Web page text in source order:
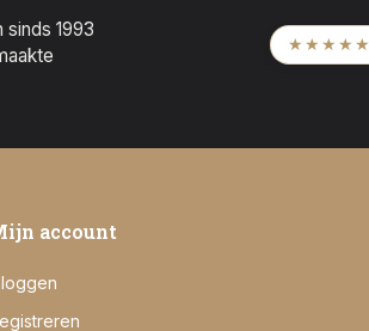
1993
★★★★★
account